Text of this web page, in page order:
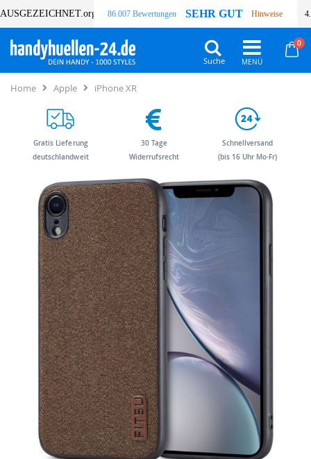
AUSGEZEICHNET.org 86.007 Bewertungen SEHR GUT Hinweise
0
Suche
Home Apple iPhone XR
Bildergalerie
springen
Bildergalerie
springen
Gratis Lieferung
deutschlandweit
30 Tage
Widerrufsrecht
Schnellversand
(bis 16 Uhr Mo-Fr)